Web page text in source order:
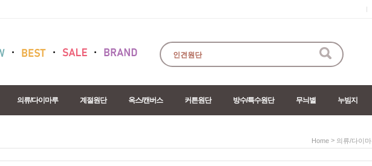
의류/다이마루 계절원단 옥스/캔버스 커튼원단 방수/특수원단 무늬별 누빔지
Home > 의류/다이마